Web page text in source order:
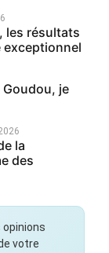
les résultats
exceptionnel
Goudou, je
la
des
votre